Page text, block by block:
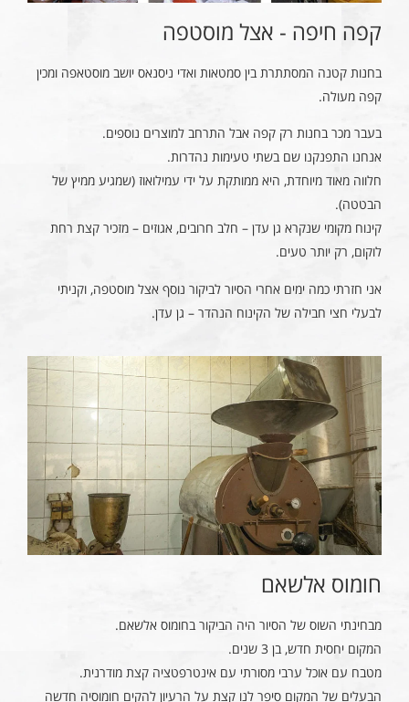
קפה חיפה - אצל מוסטפה
בחנות קטנה המסתתרת בין סמטאות ואדי ניסנאס יושב מוסטאפה ומכין
קפה מעולה.
בעבר מכר בחנות רק קפה אבל התרחב למוצרים נוספים.
אנחנו התפנקנו שם בשתי טעימות נהדרות.
חלווה מאוד מיוחדת, היא ממותקת על ידי עמילואוז (שמגיע ממיץ של
הבטטה).
קינוח מקומי שנקרא גן עדן – חלב חרובים, אגוזים – מזכיר קצת רחת
לוקום, רק יותר טעים.
אני חזרתי כמה ימים אחרי הסיור לביקור נוסף אצל מוסטפה, וקניתי
לבעלי חצי חבילה של הקינוח הנהדר – גן עדן.
חומוס אלשאם
מבחינתי השוס של הסיור היה הביקור בחומוס אלשאם.
המקום יחסית חדש, בן 3 שנים.
מטבח עם אוכל ערבי מסורתי עם אינטרפטציה קצת מודרנית.
הבעלים של המקום סיפר לנו קצת על הרעיון להקים חומוסיה חדשה